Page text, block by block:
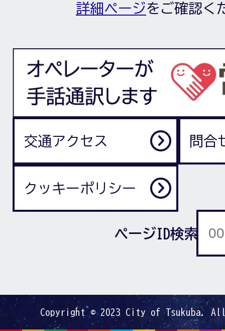
詳細ページをご確認く
交通アクセス 問合
クッキーポリシー
ページID検索
Copyright © 2023 City of Tsukuba.